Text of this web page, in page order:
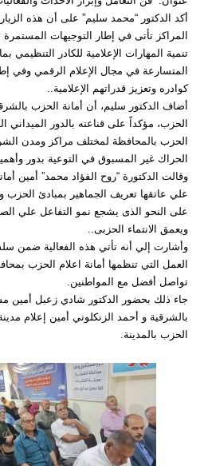
أكد الدكتور “محمد سليم” على أن هذه
المراكز تأتى في إطار التوجيهات
تنمية المهارات الإعلامية للكادر التنظيمي
المتسارعة في مجال الإعلام الرقمي وفي
كوادره وتعزيز قدراتهم الإعلامية..
أضاف الدكتور سليم، أن أمانة الحزب
الحزب، مؤكداً على قناعته بالدور الميداني
الحزب بالمحافظة لمختلف مراكز ومدن
الحراك غير المسبوق في التوعية بدور وأهمية
وقالت الدكتورة “روح الفؤاد محمد” أمين
علي عاتقها تعريف الجماهير بمبادئ الحزب
على النحو الذى يشجع نمو التفاعل علي
ويعمق الانتماء الحزبى..
وأشارت إلي أنه تأتي هذه الفعالية ضمن
العمل التي تنظمها أمانة اعلام الحزب
تواصل أفضل مع المواطنين.
جاء ذلك بحضور الدكتور شادي زعبل أمين
بالشرقية و أحمد الزنكلوني أمين إعلام
الحزب بالمدينة.